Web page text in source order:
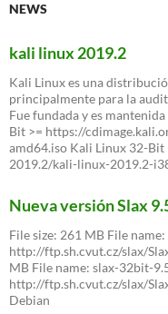
NEWS
kali linux 2019.2
Kali Linux es una
principalmente para la
Fue fundada y es
Bit >= https://
amd64.iso Kali Linux 32-
2019.2/kali-linux-2019.2-
Nueva versión Slax
File size: 261 MB File
http://ftp.sh.cvut.cz/slax/
MB File name: slax-32bit-
http://ftp.sh.cvut.cz/slax/
Debian